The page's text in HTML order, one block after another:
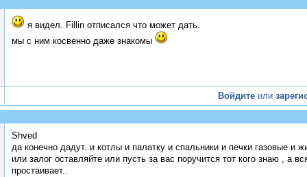
я видел. Fillin отписался что может дать.
мы с ним косвенно даже знакомы
Войдите или
Shved
да конечно дадут..и котлы и палатку и спальники и печки газовые и
или залог оставляйте или пусть за вас поручится тот кого знаю , а
простаивает..